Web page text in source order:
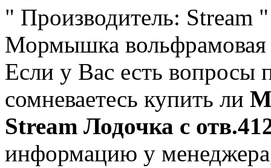
" Производитель: Stream
Мормышка вольфрамовая
Если у Вас есть вопросы
сомневаетесь купить ли
Stream Лодочка с
информацию у